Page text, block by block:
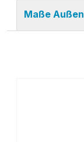
Maße Außen